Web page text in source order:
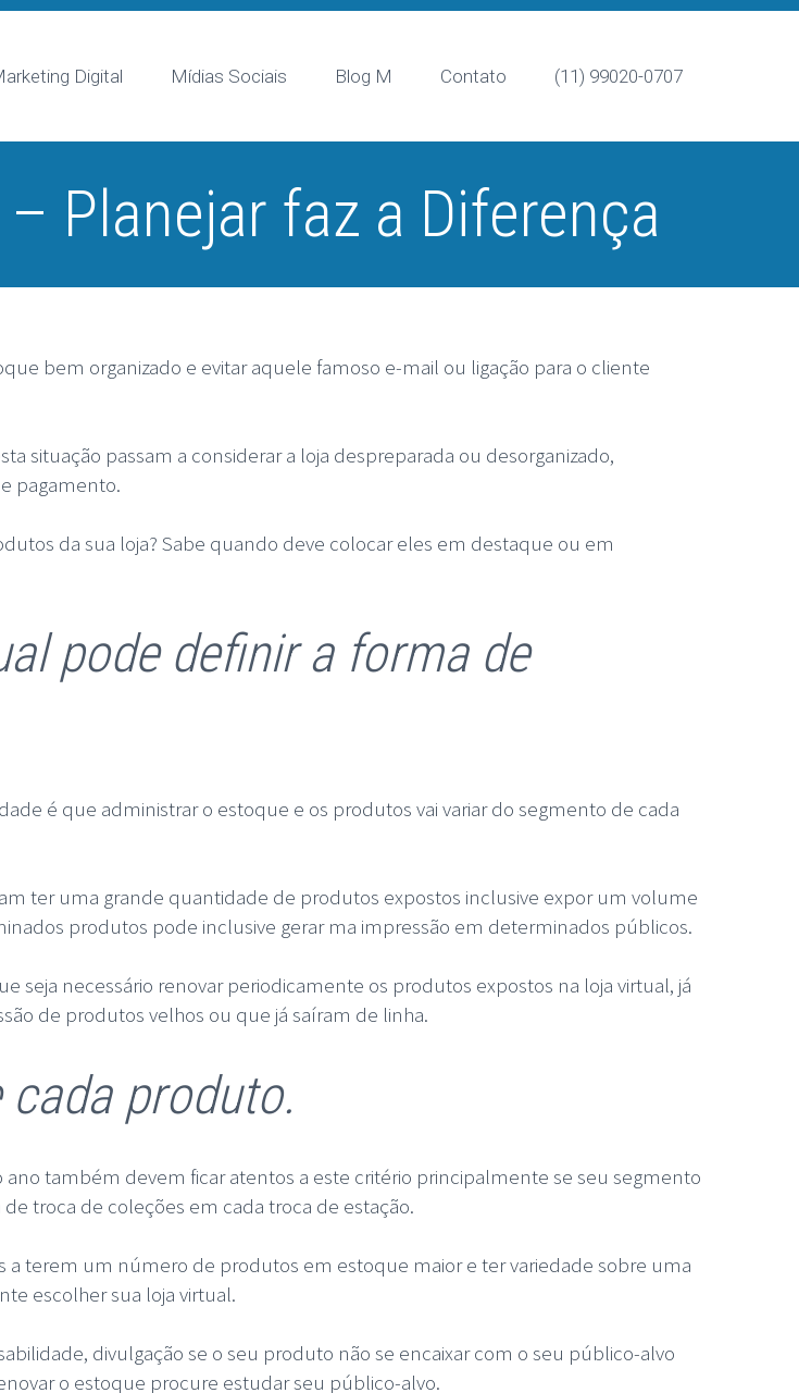
Digital Mídias Sociais Blog M Contato (11) 99020-0707
Planejar faz a Diferença
bem organizado e evitar aquele famoso e-mail ou ligação para o cliente
situação passam a considerar a loja despreparada ou desorganizado,
pagamento.
da sua loja? Sabe quando deve colocar eles em destaque ou em
pode definir a forma de
é que administrar o estoque e os produtos vai variar do segmento de cada
ter uma grande quantidade de produtos expostos inclusive expor um volume
produtos pode inclusive gerar ma impressão em determinados públicos.
seja necessário renovar periodicamente os produtos expostos na loja virtual, já
de produtos velhos ou que já saíram de linha.
produto.
também devem ficar atentos a este critério principalmente se seu segmento
troca de coleções em cada troca de estação.
terem um número de produtos em estoque maior e ter variedade sobre uma
escolher sua loja virtual.
divulgação se o seu produto não se encaixar com o seu público-alvo
o estoque procure estudar seu público-alvo.